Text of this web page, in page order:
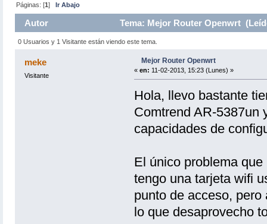
Páginas: [1]Ir Abajo
Autor Tema: Mejor Router Openwrt
0 Usuarios y 1 Visitante están viendo este tema.
meke
Visitante
Mejor Router Openwrt
« en: 11-02-2013, 15:23 (Lunes) »
Hola, llevo bastante
Comtrend AR-5387un
capacidades de
El único problema
tengo una tarjeta wifi
punto de acceso,
lo que desaprovecho